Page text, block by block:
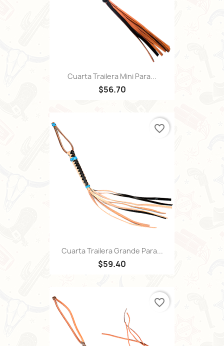
Cuarta Trailera Mini Para...
$56.70
Cuarta Trailera Grande Para...
$59.40
favorite_border
favorite_border